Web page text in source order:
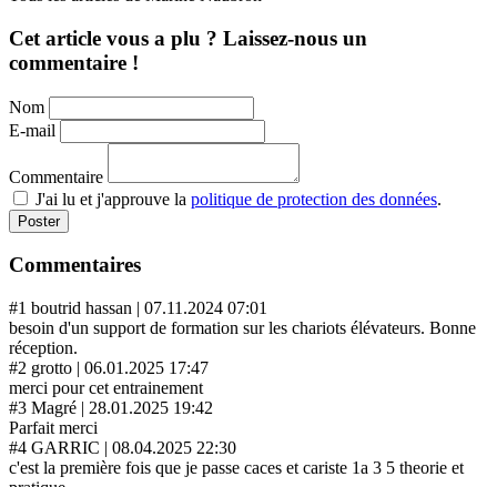
Cet article vous a plu ? Laissez-nous un
commentaire !
Nom
E-mail
Commentaire
J'ai lu et j'approuve la politique de protection des données.
Commentaires
#1 boutrid hassan | 07.11.2024 07:01
besoin d'un support de formation sur les chariots élévateurs. Bonne
réception.
#2 grotto | 06.01.2025 17:47
merci pour cet entrainement
#3 Magré | 28.01.2025 19:42
Parfait merci
#4 GARRIC | 08.04.2025 22:30
c'est la première fois que je passe caces et cariste 1a 3 5 theorie et